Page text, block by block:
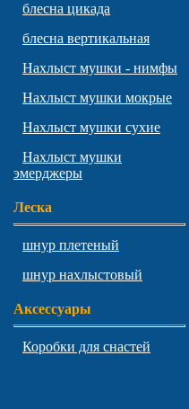
блесна цикада
блесна вертикальная
Нахлыст мушки - нимфы
Нахлыст мушки мокрые
Нахлыст мушки сухие
Нахлыст мушки
эмерджеры
Леска
шнур плетеный
шнур нахлыстовый
Аксессуары
Коробки для снастей